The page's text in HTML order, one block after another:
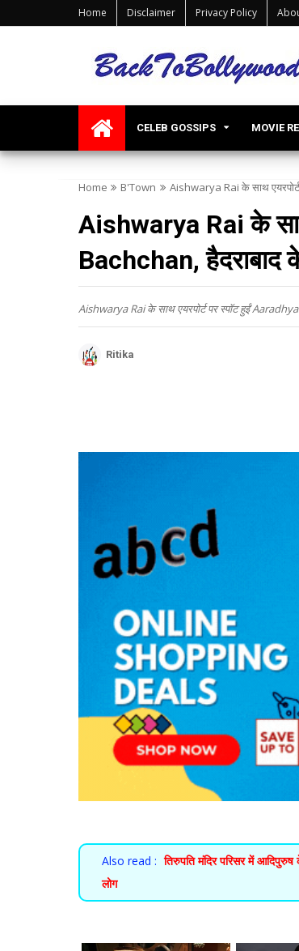
Home Disclaimer Privacy Policy
CELEB GOSSIPS MOVIE
Home B'Town Aishwarya Rai के साथ
Aishwarya Rai के
Bachchan, हैदराबाद
Aishwarya Rai के साथ एयरपोर्ट पर स्पॉट हुईं
Ritika
Also read : तिरुपति मंदिर परिसर में
लोग